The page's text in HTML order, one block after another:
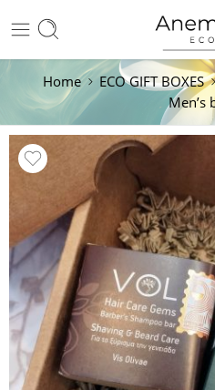
Home ECO GIFT BOXES
Men’s